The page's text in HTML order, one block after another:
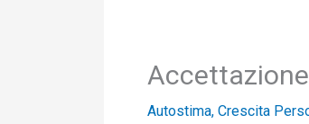
Autostima, Crescita